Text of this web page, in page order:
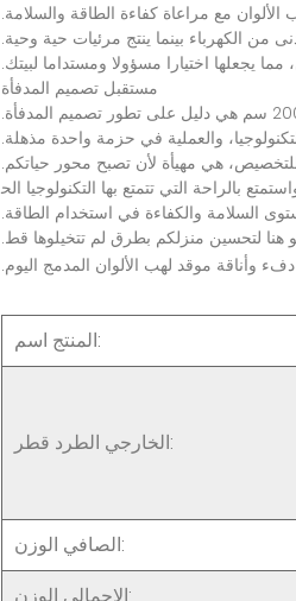
الألوان مع مراعاة كفاءة الطاقة والسلامة.
من الكهرباء بينما ينتج مرئيات حية وحية.
مما يجعلها اختيارا مسؤولا ومستداما لبيتك.
مستقبل تصميم المدفأة
هي دليل على تطور تصميم المدفأة.
والعملية في حزمة واحدة مذهلة.
هي مهيأة لأن تصبح محور حياتكم.
بالراحة التي تتمتع بها التكنولوجيا الح
السلامة والكفاءة في استخدام الطاقة.
هنا لتحسين منزلكم بطرق لم تتخيلوها قط.
دفء وأناقة موقد لهب الألوان المدمج اليوم.
اسم المنتج:
قطر الطرد الخارجي:
الوزن الصافي: